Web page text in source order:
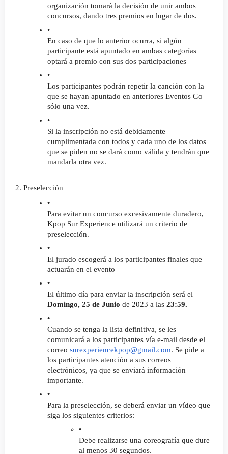
organización tomará la decisión de unir ambos
concursos, dando tres premios en lugar de dos.
En caso de que lo anterior ocurra, si algún
participante está apuntado en ambas categorías
optará a premio con sus dos participaciones
Los participantes podrán repetir la canción con la
que se hayan apuntado en anteriores Eventos Go
sólo una vez.
Si la inscripción no está debidamente
cumplimentada con todos y cada uno de los datos
que se piden no se dará como válida y tendrán que
mandarla otra vez.
2. Preselección
Para evitar un concurso excesivamente duradero,
Kpop Sur Experience utilizará un criterio de
preselección.
El jurado escogerá a los participantes finales que
actuarán en el evento
Domingo, 25 de Junio de 2023 a las 23:59.
Cuando se tenga la lista definitiva, se les
comunicará a los participantes vía e-mail desde el
correo surexperiencekpop@gmail.com. Se pide a
los participantes atención a sus correos
electrónicos, ya que se enviará información
importante.
Para la preselección, se deberá enviar un vídeo que
siga los siguientes criterios:
Debe realizarse una coreografía que dure
al menos 30 segundos.